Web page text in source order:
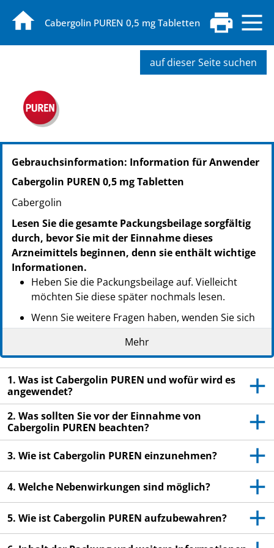
Cabergolin PUREN 0,5 mg Tabletten
auf dieser Seite suchen
PZN: 19106103
PPN: 111910610369
NTIN: 04150191061031
PPN: 111910612625
NTIN: 04150191061260
PZN: 19106132
PPN: 111910613288
NTIN: 04150191061321
Gebrauchsinformation: Information für Anwender
Cabergolin PUREN 0,5 mg Tabletten
Cabergolin
Lesen Sie die gesamte Packungsbeilage sorgfältig
durch, bevor Sie mit der Einnahme dieses
Arzneimittels beginnen, denn sie enthält wichtige
Informationen.
Heben Sie die Packungsbeilage auf. Vielleicht
möchten Sie diese später nochmals lesen.
Wenn Sie weitere Fragen haben, wenden Sie sich
an Ihren Arzt oder Apotheker.
Dieses Arzneimittel wurde Ihnen persönlich
verschrieben. Geben Sie es nicht an Dritte weiter.
Es kann anderen Menschen schaden, auch wenn
diese die gleichen Beschwerden haben wie Sie.
Wenn Sie Nebenwirkungen bemerken, wenden Sie
sich an Ihren Arzt oder Apotheker. Dies gilt auch
Packungsbeilage angegeben sind. Siehe Abschnitt
Mehr
1. Was ist Cabergolin PUREN und wofür wird es
angewendet?
2. Was sollten Sie vor der Einnahme von
Cabergolin PUREN beachten?
3. Wie ist Cabergolin PUREN einzunehmen?
4. Welche Nebenwirkungen sind möglich?
5. Wie ist Cabergolin PUREN aufzubewahren?